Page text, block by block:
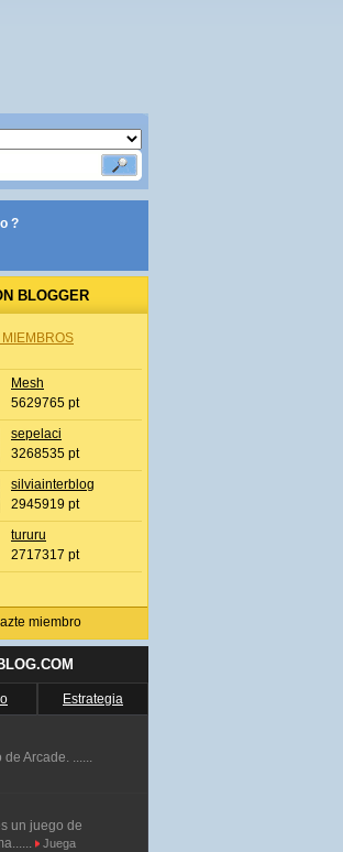
?
BLOGGER
MIEMBROS
Mesh
5629765 pt
sepelaci
3268535 pt
silviainterblog
2945919 pt
tururu
2717317 pt
miembro
Estrategia
Arcade. ......
un juego de
Juega